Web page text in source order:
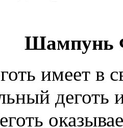
Шампунь
имеет в
деготь